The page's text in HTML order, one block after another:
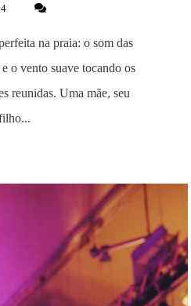
na praia: o som das
o vento suave tocando os
reunidas. Uma mãe, seu